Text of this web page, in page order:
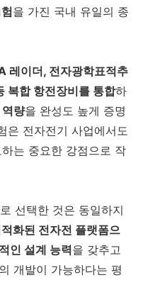
을 가진 국내 유일의 종
레이더, 전자광학표적추
복합 항전장비를 통합하
량을 완성도 높게 증명
은 전자전기 사업에서도
하는 중요한 강점으로 작
선택한 것은 동일하지
화된 전자전 플랫폼으
인 설계 능력을 갖추고
개발이 가능하다는 평